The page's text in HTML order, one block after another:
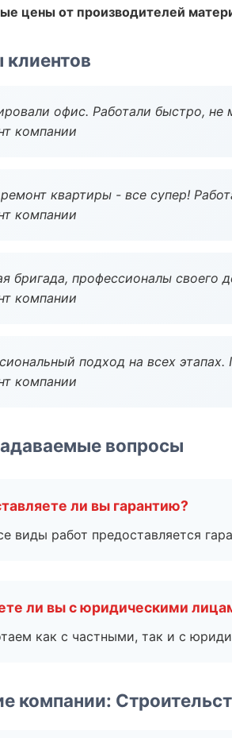
цены от производителей
офис. Работали быстро, не
компании
квартиры - все супер!
компании
бригада, профессионалы своего
компании
подход на всех
компании
вопросы
ли вы гарантию?
виды работ предоставляется
ли вы с юридическими
как с частными, так и с
компании: